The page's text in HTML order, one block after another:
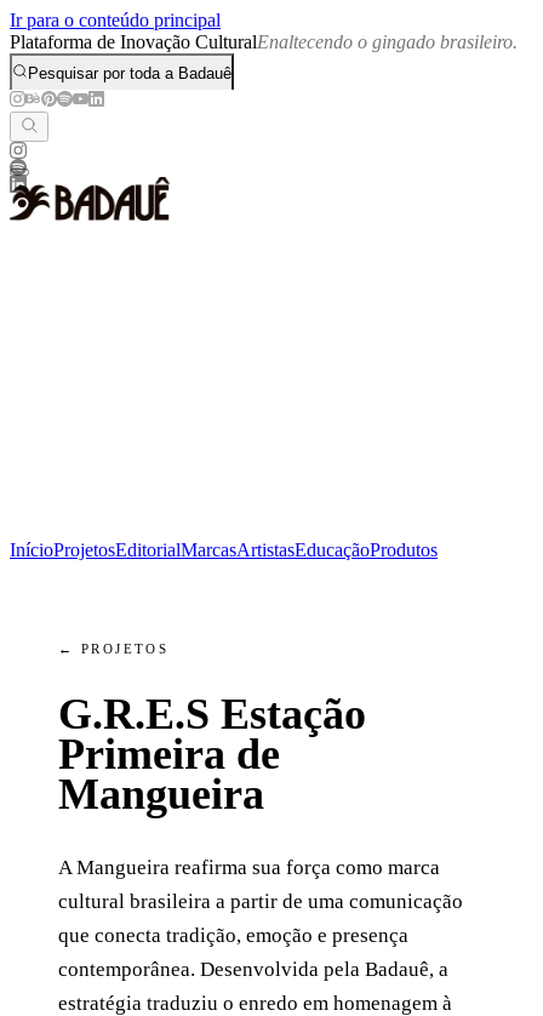
Ir para o conteúdo principal
Plataforma de Inovação CulturalEnaltecendo o gingado brasileiro.
Pesquisar por toda a Badauê
InícioProjetosEditorialMarcasArtistasEducaçãoProdutos
← PROJETOS
G.R.E.S Estação
Primeira de
Mangueira
A Mangueira reafirma sua força como marca
cultural brasileira a partir de uma comunicação
que conecta tradição, emoção e presença
contemporânea. Desenvolvida pela Badauê, a
estratégia traduziu o enredo em homenagem à